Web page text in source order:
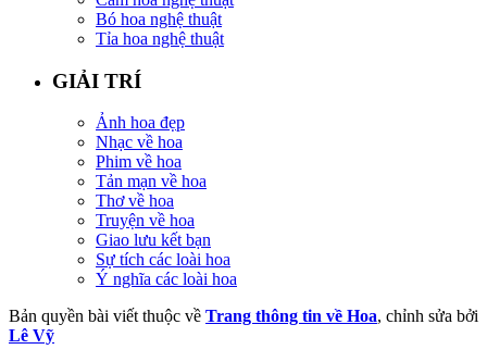
Bó hoa nghệ thuật
Tỉa hoa nghệ thuật
GIẢI TRÍ
Ảnh hoa đẹp
Nhạc về hoa
Phim về hoa
Tản mạn về hoa
Thơ về hoa
Truyện về hoa
Giao lưu kết bạn
Sự tích các loài hoa
Ý nghĩa các loài hoa
Bản quyền bài viết thuộc về Trang thông tin về Hoa, chỉnh sửa bởi
Lê Vỹ